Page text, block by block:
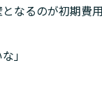
なるのが初期費用
」